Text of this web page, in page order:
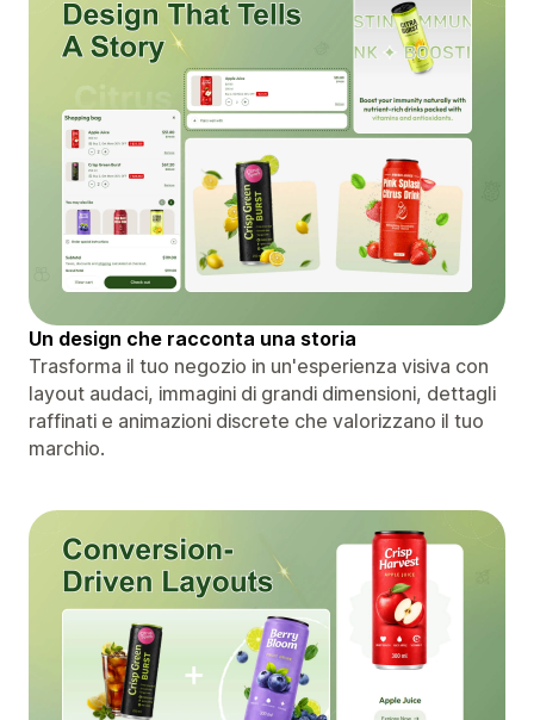
Un design che racconta una storia
Trasforma il tuo negozio in un'esperienza visiva con
layout audaci, immagini di grandi dimensioni, dettagli
raffinati e animazioni discrete che valorizzano il tuo
marchio.